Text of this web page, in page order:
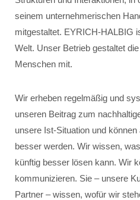
seinem unternehmerischen
mitgestaltet. EYRICH-HALBIG
Welt. Unser Betrieb gestaltet
Menschen mit.
Wir erheben regelmäßig und
unseren Beitrag zum
unsere Ist-Situation und
besser werden. Wir wissen,
künftig besser lösen kann. Wir
kommunizieren. Sie – unsere
Partner – wissen, wofür wir